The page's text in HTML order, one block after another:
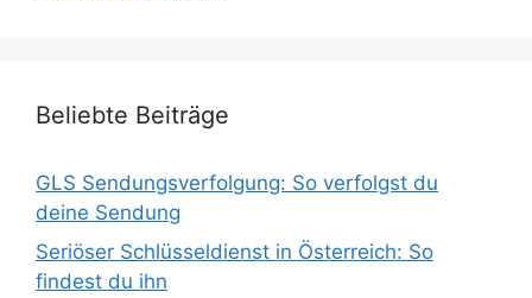
Beliebte Beiträge
GLS Sendungsverfolgung: So verfolgst du
deine Sendung
Seriöser Schlüsseldienst in Österreich: So
findest du ihn